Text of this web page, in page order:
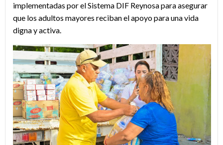
implementadas por el Sistema DIF Reynosa para asegurar
que los adultos mayores reciban el apoyo para una vida
digna y activa.